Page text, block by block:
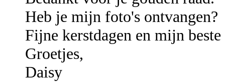
Heb je mijn foto's ontvangen?
Fijne kerstdagen en mijn
Groetjes,
Daisy